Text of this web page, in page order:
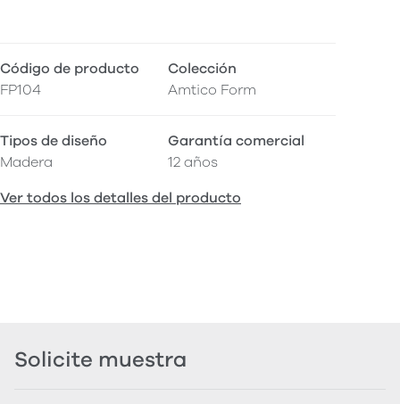
Código de producto
FP104
Colección
Amtico Form
Tipos de diseño
Madera
Garantía comercial
12 años
Ver todos los detalles del producto
Solicite muestra